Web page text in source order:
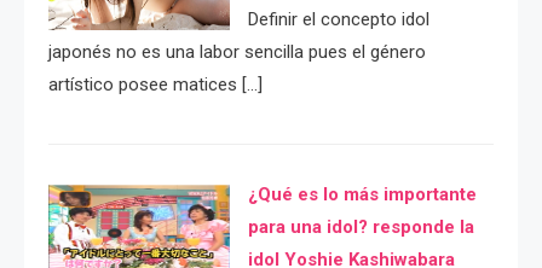
Definir el concepto idol
japonés no es una labor sencilla pues el género
artístico posee matices […]
¿Qué es lo más importante
para una idol? responde la
idol Yoshie Kashiwabara